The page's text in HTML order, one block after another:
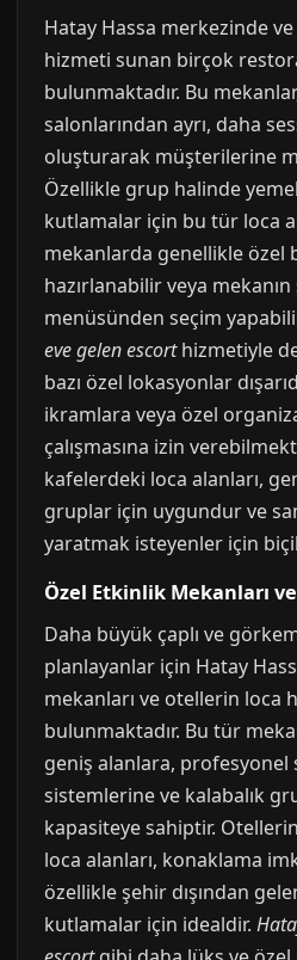
Hatay Hassa merkezinde
hizmeti sunan birçok
bulunmaktadır. Bu
salonlarından ayrı, daha
oluşturarak müşterilerine
Özellikle grup halinde
kutlamalar için bu tür loca
mekanlarda genellikle özel
hazırlanabilir veya
menüsünden seçim
eve gelen escorthizmetiyle
bazı özel lokasyonlar
ikramlara veya özel
çalışmasına izin
kafelerdeki loca alanları,
gruplar için uygundur ve
yaratmak isteyenler için
Özel Etkinlik Mekanları
Daha büyük çaplı ve
planlayanlar için Hatay
mekanları ve otellerin loca
bulunmaktadır. Bu tür
geniş alanlara, profesyonel
sistemlerine ve kalabalık
kapasiteye sahiptir.
loca alanları, konaklama
özellikle şehir dışından
kutlamalar için idealdir.